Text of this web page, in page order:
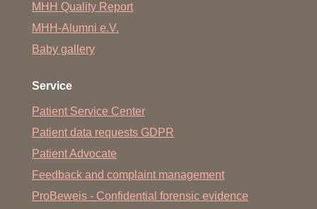
MHH Quality Report
MHH-Alumni e.V.
Baby gallery
Service
Patient Service Center
Patient data requests GDPR
Patient Advocate
Feedback and complaint management
ProBeweis - Confidential forensic evidence